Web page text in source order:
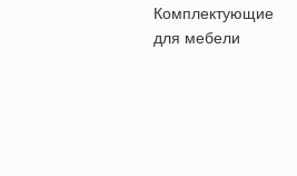
Комплектующие
для мебели